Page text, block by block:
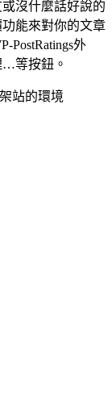
沒什麼話好說的
能來對你的文章
PostRatings外
…等按鈕。
站的環境